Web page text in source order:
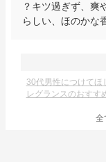
？キツ過ぎず、爽
らしい、ほのかな
30代男性につけてほ
レグランスのおすす
全